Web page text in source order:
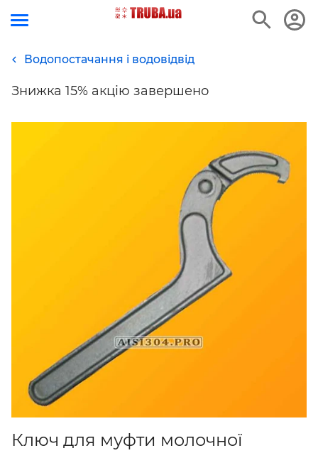
Водопостачання і водовідвід
Знижка 15% акцію завершено
Ключ для муфти молочної